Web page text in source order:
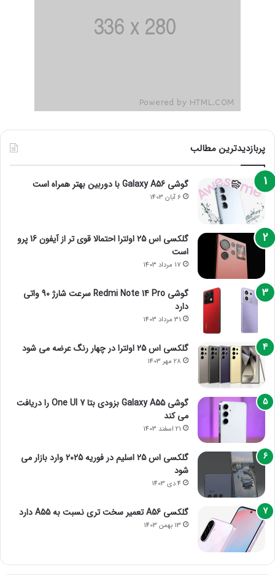
پربازدیدترین مطالب
گوشی Galaxy A56 با دوربین بهتر همراه است
6 آبان 1403
گلکسی اس 25 اولترا احتمالا قوی تر از آیفون 16 پرو
است
17 مرداد 1403
گوشی Redmi Note 14 Pro سرعت شارژ 90 واتی
دارد
31 مرداد 1403
گلکسی اس 25 اولترا در چهار رنگ عرضه می شود
28 مهر 1403
گوشی Galaxy A55 بزودی بتا One UI 7 را دریافت
می کند
21 اسفند 1403
گلکسی اس 25 اسلیم در فوریه 2025 وارد بازار می
شود
4 دی 1403
گلکسی A56 تعمیر سخت تری نسبت به A55 دارد
13 بهمن 1403